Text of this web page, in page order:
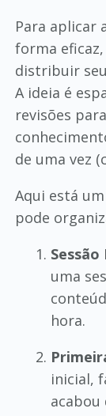
Para aplicar
forma
distribuir
A ideia é
revisões
de uma vez
Aqui está
pode
uma
hora.
inicial,
acabou